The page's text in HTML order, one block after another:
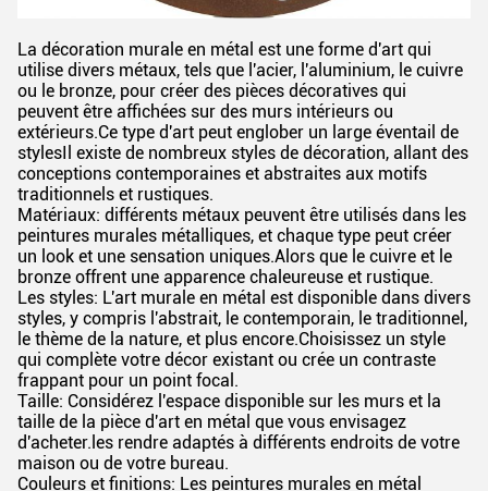
La décoration murale en métal est une forme d'art qui
utilise divers métaux, tels que l'acier, l'aluminium, le cuivre
ou le bronze, pour créer des pièces décoratives qui
peuvent être affichées sur des murs intérieurs ou
extérieurs.Ce type d'art peut englober un large éventail de
stylesIl existe de nombreux styles de décoration, allant des
conceptions contemporaines et abstraites aux motifs
traditionnels et rustiques.
Matériaux: différents métaux peuvent être utilisés dans les
peintures murales métalliques, et chaque type peut créer
un look et une sensation uniques.Alors que le cuivre et le
bronze offrent une apparence chaleureuse et rustique.
Les styles: L'art murale en métal est disponible dans divers
styles, y compris l'abstrait, le contemporain, le traditionnel,
le thème de la nature, et plus encore.Choisissez un style
qui complète votre décor existant ou crée un contraste
frappant pour un point focal.
Taille: Considérez l'espace disponible sur les murs et la
taille de la pièce d'art en métal que vous envisagez
d'acheter.les rendre adaptés à différents endroits de votre
maison ou de votre bureau.
Couleurs et finitions: Les peintures murales en métal